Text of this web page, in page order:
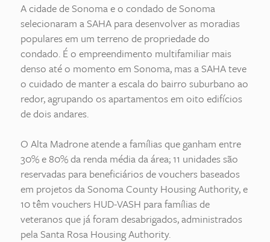
A cidade de Sonoma e o condado de Sonoma
selecionaram a SAHA para desenvolver as moradias
populares em um terreno de propriedade do
condado. É o empreendimento multifamiliar mais
denso até o momento em Sonoma, mas a SAHA teve
o cuidado de manter a escala do bairro suburbano ao
redor, agrupando os apartamentos em oito edifícios
de dois andares.
O Alta Madrone atende a famílias que ganham entre
30% e 80% da renda média da área; 11 unidades são
reservadas para beneficiários de vouchers baseados
em projetos da Sonoma County Housing Authority, e
10 têm vouchers HUD-VASH para famílias de
veteranos que já foram desabrigados, administrados
pela Santa Rosa Housing Authority.